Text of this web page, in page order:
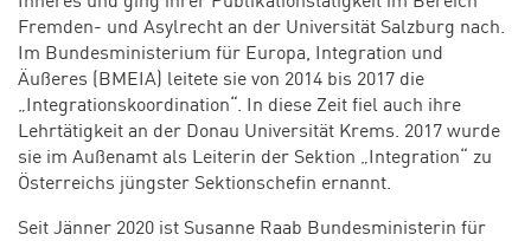
Fremden- und Asylrecht an der Universität Salzburg nach.
Im Bundesministerium für Europa, Integration und
Äußeres (BMEIA) leitete sie von 2014 bis 2017 die
„Integrationskoordination“. In diese Zeit fiel auch ihre
Lehrtätigkeit an der Donau Universität Krems. 2017 wurde
sie im Außenamt als Leiterin der Sektion „Integration“ zu
Österreichs jüngster Sektionschefin ernannt.
Seit Jänner 2020 ist Susanne Raab Bundesministerin für